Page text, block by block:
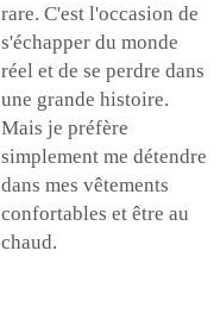
rare. C'est l'occasion de
s'échapper du monde
réel et de se perdre dans
une grande histoire.
Mais je préfère
simplement me détendre
dans mes vêtements
confortables et être au
chaud.